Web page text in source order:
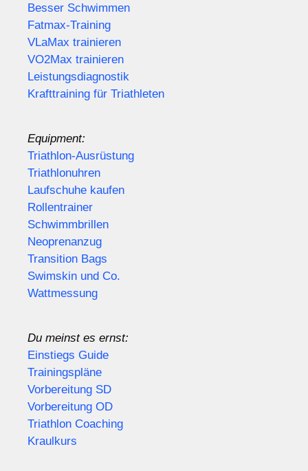
Besser Schwimmen
Fatmax-Training
VLaMax trainieren
VO2Max trainieren
Leistungsdiagnostik
Krafttraining für Triathleten
Equipment:
Triathlon-Ausrüstung
Triathlonuhren
Laufschuhe kaufen
Rollentrainer
Schwimmbrillen
Neoprenanzug
Transition Bags
Swimskin und Co.
Wattmessung
Du meinst es ernst:
Einstiegs Guide
Trainingspläne
Vorbereitung SD
Vorbereitung OD
Triathlon Coaching
Kraulkurs